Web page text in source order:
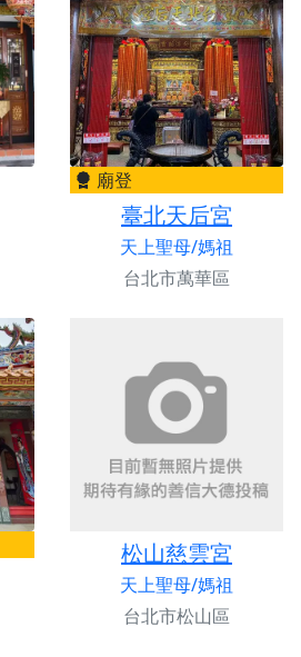
廟登
臺北天后宮
天上聖母/媽祖
台北市萬華區
松山慈雲宮
天上聖母/媽祖
台北市松山區